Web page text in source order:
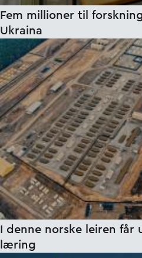
Fem millioner til
Ukraina
I denne norske leiren
læring